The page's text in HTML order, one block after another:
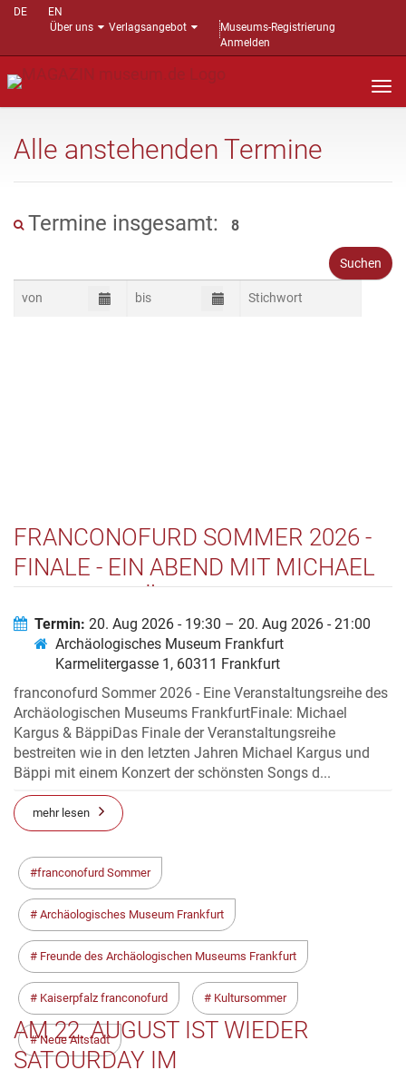
DE
EN
Über uns
Verlagsangebot
Museums-Registrierung
Anmelden
Alle anstehenden Termine
Termine insgesamt: 8
FRANCONOFURD SOMMER 2026 -
FINALE - EIN ABEND MIT MICHAEL
Termin: 20. Aug 2026 - 19:30 – 20. Aug 2026 - 21:00
Archäologisches Museum Frankfurt
Karmelitergasse 1, 60311 Frankfurt
franconofurd Sommer 2026 - Eine Veranstaltungsreihe des
Archäologischen Museums FrankfurtFinale: Michael
Kargus & BäppiDas Finale der Veranstaltungsreihe
bestreiten wie in den letzten Jahren Michael Kargus und
Bäppi mit einem Konzert der schönsten Songs d...
mehr lesen
franconofurd Sommer
Archäologisches Museum Frankfurt
Freunde des Archäologischen Museums Frankfurt
Kaiserpfalz franconofurd Kultursommer
Neue Altstadt
AM 22. AUGUST IST WIEDER
SATOURDAY IM